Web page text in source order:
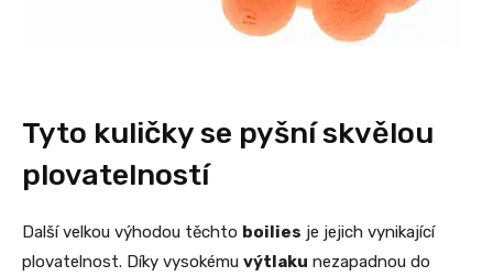
Tyto kuličky se pyšní skvělou
plovatelností
Další velkou výhodou těchto boilies je jejich vynikající
plovatelnost. Díky vysokému výtlaku nezapadnou do